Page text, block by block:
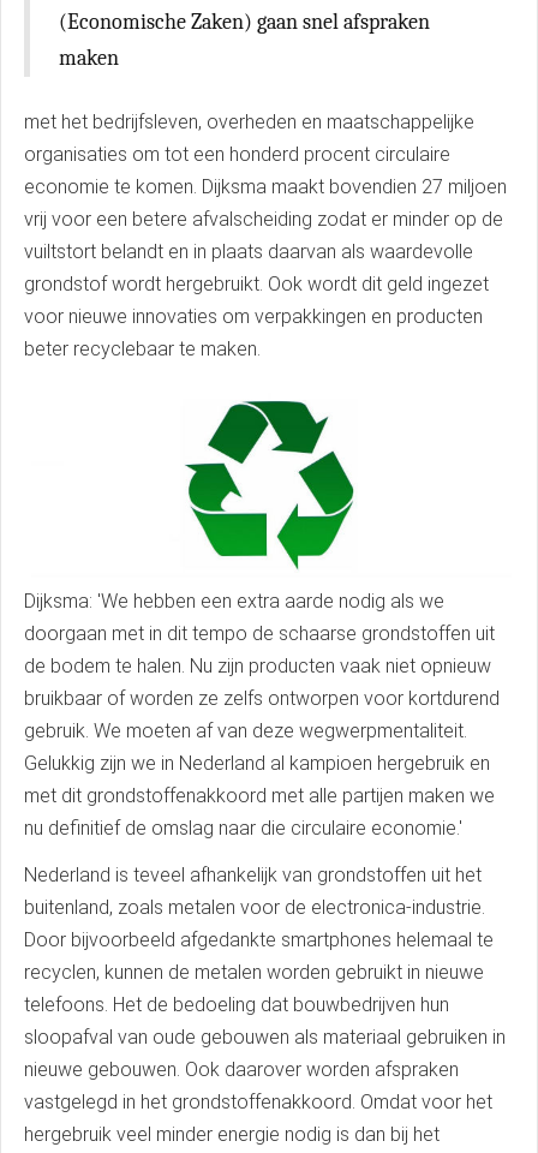
(Economische Zaken) gaan snel afspraken
maken
met het bedrijfsleven, overheden en maatschappelijke
organisaties om tot een honderd procent circulaire
economie te komen. Dijksma maakt bovendien 27 miljoen
vrij voor een betere afvalscheiding zodat er minder op de
vuiltstort belandt en in plaats daarvan als waardevolle
grondstof wordt hergebruikt. Ook wordt dit geld ingezet
voor nieuwe innovaties om verpakkingen en producten
beter recyclebaar te maken.
Dijksma: 'We hebben een extra aarde nodig als we
doorgaan met in dit tempo de schaarse grondstoffen uit
de bodem te halen. Nu zijn producten vaak niet opnieuw
bruikbaar of worden ze zelfs ontworpen voor kortdurend
gebruik. We moeten af van deze wegwerpmentaliteit.
Gelukkig zijn we in Nederland al kampioen hergebruik en
met dit grondstoffenakkoord met alle partijen maken we
nu definitief de omslag naar die circulaire economie.'
Nederland is teveel afhankelijk van grondstoffen uit het
buitenland, zoals metalen voor de electronica-industrie.
Door bijvoorbeeld afgedankte smartphones helemaal te
recyclen, kunnen de metalen worden gebruikt in nieuwe
telefoons. Het de bedoeling dat bouwbedrijven hun
sloopafval van oude gebouwen als materiaal gebruiken in
nieuwe gebouwen. Ook daarover worden afspraken
vastgelegd in het grondstoffenakkoord. Omdat voor het
hergebruik veel minder energie nodig is dan bij het